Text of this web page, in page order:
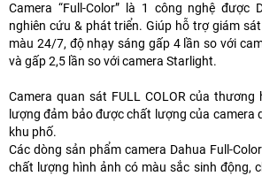
Camera “Full-Color” là 1 công nghệ được
nghiên cứu & phát triển. Giúp hỗ trợ giám
màu 24/7, độ nhạy sáng gấp 4 lần so với
và gấp 2,5 lần so với camera Starlight.
Camera quan sát FULL COLOR của thương
lượng đảm bảo được chất lượng của camera
khu phố.
Các dòng sản phẩm camera Dahua Full-
chất lượng hình ảnh có màu sắc sinh động,